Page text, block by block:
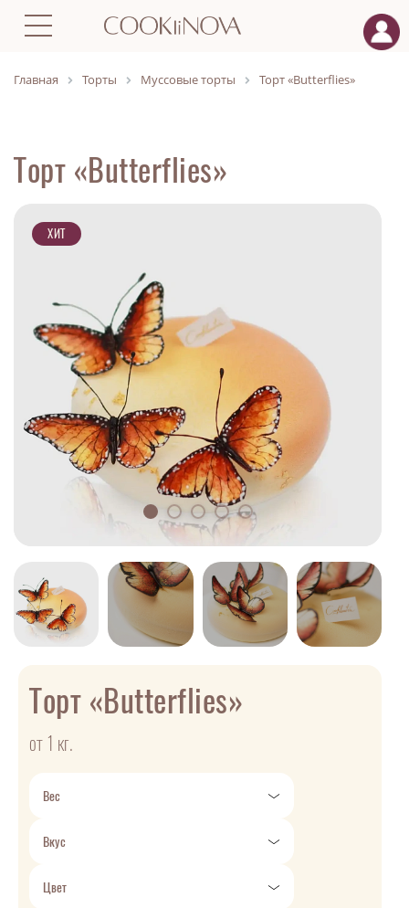
Главная Торты Муссовые торты Торт «Butterflies»
Торт «Butterflies»
ХИТ
Торт «Butterflies»
от 1 кг.
Вес
Вкус
Цвет